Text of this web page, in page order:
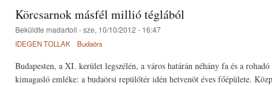
Körcsarnok másfél millió téglából
Beküldte madartoll - sze, 10/10/2012 - 16:47
IDEGEN TOLLAK Budaörs
Budapesten, a XI. kerület legszélén, a város határán néhány fa és a
kimagasló emléke: a budaörsi repülőtér idén hetvenöt éves főépülete.